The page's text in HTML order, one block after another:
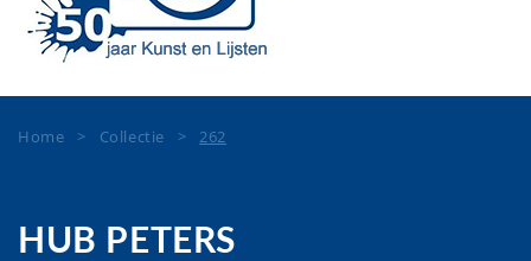
Home > Collectie >262
HUB PETERS